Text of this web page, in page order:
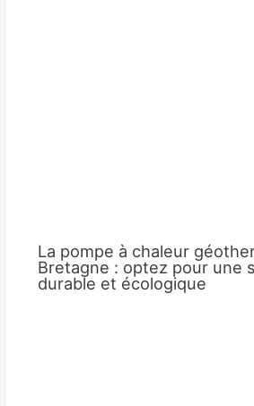
La pompe à chaleur
Bretagne : optez pour une
durable et écologique